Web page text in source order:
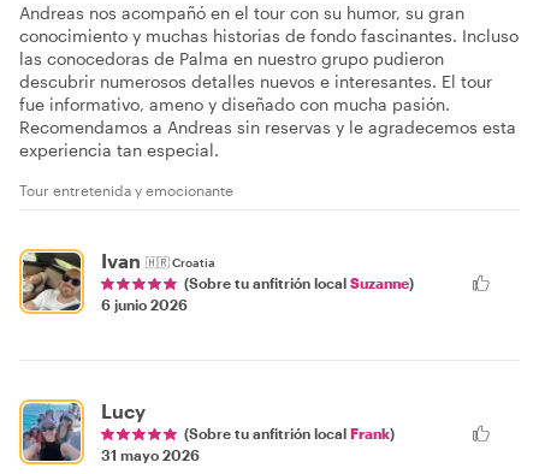
Andreas nos acompañó en el tour con su humor, su gran
conocimiento y muchas historias de fondo fascinantes. Incluso
las conocedoras de Palma en nuestro grupo pudieron
descubrir numerosos detalles nuevos e interesantes. El tour
fue informativo, ameno y diseñado con mucha pasión.
Recomendamos a Andreas sin reservas y le agradecemos esta
experiencia tan especial.
Tour entretenida y emocionante
Ivan 🇭🇷Croatia
(Sobre tu anfitrión local Suzanne)
6 junio 2026
Lucy
(Sobre tu anfitrión local Frank)
31 mayo 2026